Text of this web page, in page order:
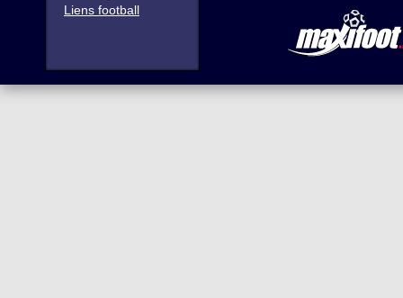
Liens football